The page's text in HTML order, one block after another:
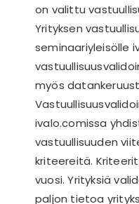
on valittu
Yrityksen
seminaariyleisölle
myös
ivalo.comissa
vastuullisuuden
kriteereitä.
vuosi. Yrityksiä
paljon tietoa